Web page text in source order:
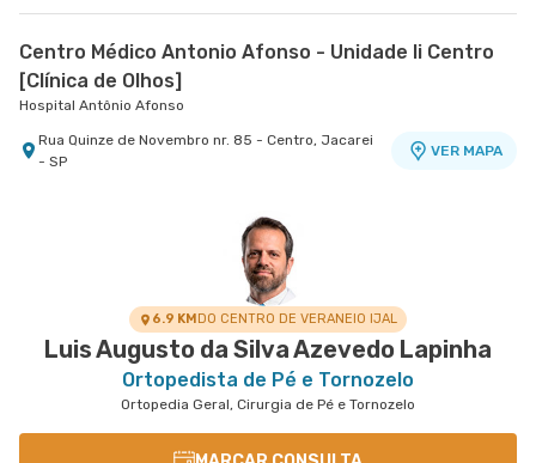
Centro Médico Antonio Afonso - Unidade Ii Centro
[Clínica de Olhos]
Hospital Antônio Afonso
Rua Quinze de Novembro nr. 85 - Centro, Jacarei
- SP
VER MAPA
6.9 KMDO CENTRO DE VERANEIO IJAL
Luis Augusto da Silva Azevedo Lapinha
Ortopedista de Pé e Tornozelo
Ortopedia Geral, Cirurgia de Pé e Tornozelo